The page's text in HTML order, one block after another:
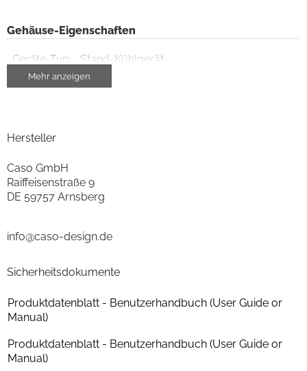
Gehäuse-Eigenschaften
Geräte-Typ Stand-Kühlgerät
Anzahl der Auszüge
Leistungsaufnahme
Gehäuseeigenschaften
Farbe schwarz
Mehr anzeigen
Hersteller
Caso GmbH
Raiffeisenstraße 9
DE 59757 Arnsberg
info@caso-design.de
Sicherheitsdokumente
Produktdatenblatt - Benutzerhandbuch (User Guide or
Manual)
Produktdatenblatt - Benutzerhandbuch (User Guide or
Manual)